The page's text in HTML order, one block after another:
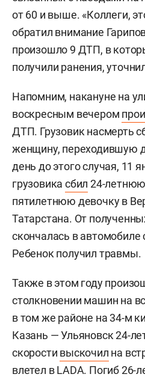
от 60 и выше. «Коллеги,
обратил внимание
произошло 9 ДТП, в
получили ранения,
Напомним, накануне на
воскресным вечером
ДТП. Грузовик насмерть
женщину, переходившую
день до этого случая, 11
грузовикасбил 24-
пятилетнюю девочку в
Татарстана. От
скончалась в
Ребенок получил травмы.
Также в этом году
столкновении машин на
в том же районе на 34-м
Казань — Ульяновск 24-
скорости выскочил на
влетел в LADA. Погиб 26-